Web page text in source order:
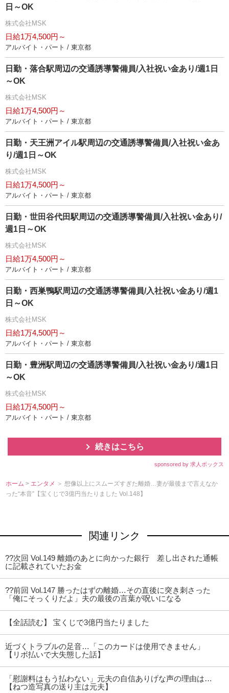
日～OK
株式会社MSK
日給1万4,500円～
アルバイト・パート / 東京都
日勤・落合駅周辺の交通誘導警備員/入社祝い金あり/週1日
～OK
株式会社MSK
日給1万4,500円～
アルバイト・パート / 東京都
日勤・天王洲アイル駅周辺の交通誘導警備員/入社祝い金あ
り/週1日～OK
株式会社MSK
日給1万4,500円～
アルバイト・パート / 東京都
日勤・世田谷代田駅周辺の交通誘導警備員/入社祝い金あり/
週1日～OK
株式会社MSK
日給1万4,500円～
アルバイト・パート / 東京都
日勤・西巣鴨駅周辺の交通誘導警備員/入社祝い金あり/週1
日～OK
株式会社MSK
日給1万4,500円～
アルバイト・パート / 東京都
日勤・豊洲駅周辺の交通誘導警備員/入社祝い金あり/週1日
～OK
株式会社MSK
日給1万4,500円～
アルバイト・パート / 東京都
続きはこちら
sponsored by 求人ボックス
ホーム > エンタメ ＞ 想像以上にスムーズすぎた離婚…妻が最後まで言えなか
った“本音”【宝くじで3億円当たりました Vol.148】
関連リンク
??次回 Vol.149 離婚のあとに向かった銀行 差し出された通帳
に記載されていたお金
??前回 Vol.147 勝ったはずの離婚…その直後に突き刺さった
「俺にそっくりだよ」夫の最後の言葉が呪いになる
【全話読む】 宝くじで3億円当たりました
近づくトラブルの足音…「このカードは使用できません」
【リボ払いで大失態した話】
「慰謝料はもう払わない」元夫の自信ありげな声の理由は…
【ねつ造写真の送り主は元夫】